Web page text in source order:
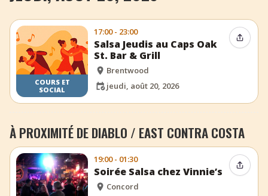
COURS ET
SOCIAL
17:00 - 23:00
Salsa Jeudis au Caps Oak
St. Bar & Grill
Brentwood
jeudi, août 20, 2026
À PROXIMITÉ DE DIABLO / EAST CONTRA COSTA
19:00 - 01:30
Soirée Salsa chez Vinnie’s
Concord